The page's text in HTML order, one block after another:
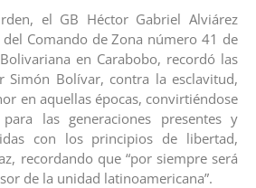
el GB Héctor Gabriel Alviárez
del Comando de Zona número 41 de
en Carabobo, recordó las
Simón Bolívar, contra la esclavitud,
en aquellas épocas, convirtiéndose
las generaciones presentes y
con los principios de libertad,
recordando que “por siempre será
de la unidad latinoamericana”.